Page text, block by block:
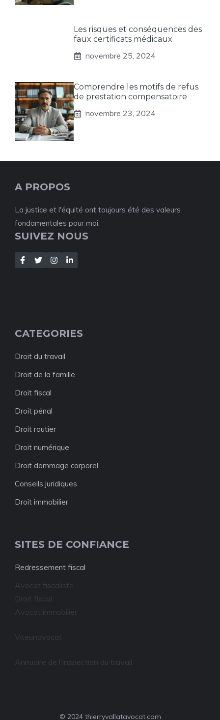
Les risques et conséquences des
faux certificats médicaux
novembre 25, 2024
Comprendre les motifs de refus
de prestation compensatoire
novembre 23, 2024
A PROPOS
La justice et l'équité ont toujours été des valeurs
fondamentales pour moi.
SUIVEZ NOUS
CATEGORIES
Droit du travail
Droit de la famille
Droit fiscal
Droit pénal
Droit routier
Droit numérique
Droit dommage corporel
Conseils juridiques
Droit immobilier
SITES DE CONFIANCE
Redressement fiscal
Avocat fiscaliste
Droit fiscal
Avocat immobilier
Viteunavocat
Annuaire de l'inspection du travail
© 2024 thierryvallatavocat.com